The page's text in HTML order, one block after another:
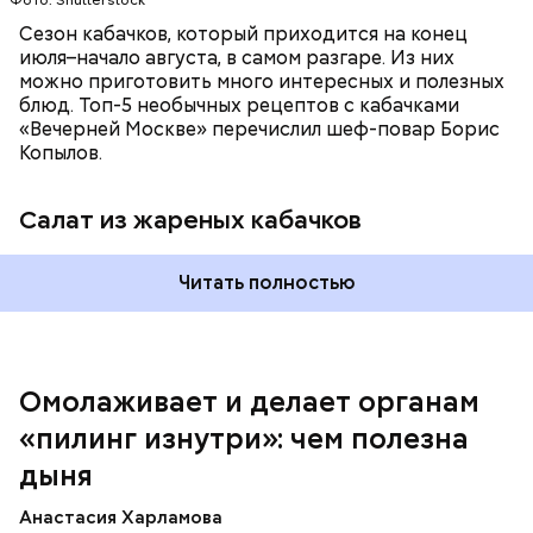
Сезон кабачков, который приходится на конец
июля–начало августа, в самом разгаре. Из них
можно приготовить много интересных и полезных
блюд. Топ-5 необычных рецептов с кабачками
«Вечерней Москве» перечислил шеф-повар Борис
Копылов.
Салат из жареных кабачков
Читать полностью
Омолаживает и делает органам
«пилинг изнутри»: чем полезна
дыня
Анастасия Харламова
кремний — укрепляет кости, зубы, волосы и
ногти и оказывает омолаживающее действие;
клетчатка — достаточно нежная и забирает
излишки холестерина, сахара и соли тяжелых
фолиевая кислота (в большом количестве) —
она необходима беременным женщинам,
— В момент стресса он держит сосуды под
Вред дыни
А врач-эндокринолог Алексей Калинчев рассказал,
что существует множество блюд, где используют